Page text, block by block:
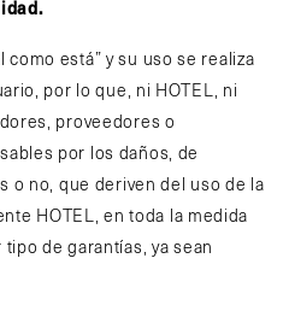
como está” y su uso se realiza
por lo que, ni HOTEL, ni
proveedores o
por los daños, de
o no, que deriven del uso de la
HOTEL, en toda la medida
de garantías, ya sean